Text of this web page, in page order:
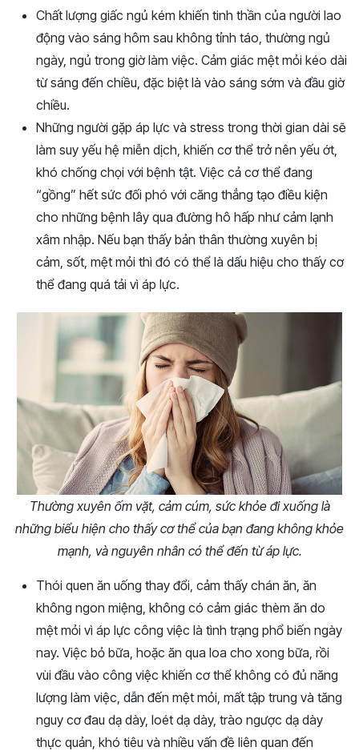
Chất lượng giấc ngủ kém khiến tinh thần của người lao
động vào sáng hôm sau không tỉnh táo, thường ngủ
ngày, ngủ trong giờ làm việc. Cảm giác mệt mỏi kéo dài
từ sáng đến chiều, đặc biệt là vào sáng sớm và đầu giờ
chiều.
Những người gặp áp lực và stress trong thời gian dài sẽ
làm suy yếu hệ miễn dịch, khiến cơ thể trở nên yếu ớt,
khó chống chọi với bệnh tật. Việc cả cơ thể đang
“gồng” hết sức đối phó với căng thẳng tạo điều kiện
cho những bệnh lây qua đường hô hấp như cảm lạnh
xâm nhập. Nếu bạn thấy bản thân thường xuyên bị
cảm, sốt, mệt mỏi thì đó có thể là dấu hiệu cho thấy cơ
thể đang quá tải vì áp lực.
Thường xuyên ốm vặt, cảm cúm, sức khỏe đi xuống là
những biểu hiện cho thấy cơ thể của bạn đang không khỏe
mạnh, và nguyên nhân có thể đến từ áp lực.
Thói quen ăn uống thay đổi, cảm thấy chán ăn, ăn
không ngon miệng, không có cảm giác thèm ăn do
mệt mỏi vì áp lực công việc là tình trạng phổ biến ngày
nay. Việc bỏ bữa, hoặc ăn qua loa cho xong bữa, rồi
vùi đầu vào công việc khiến cơ thể không có đủ năng
lượng làm việc, dẫn đến mệt mỏi, mất tập trung và tăng
nguy cơ đau dạ dày, loét dạ dày, trào ngược dạ dày
thực quản, khó tiêu và nhiều vấn đề liên quan đến